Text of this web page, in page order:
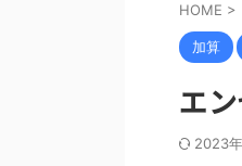
HOME >
加算
エ
2023